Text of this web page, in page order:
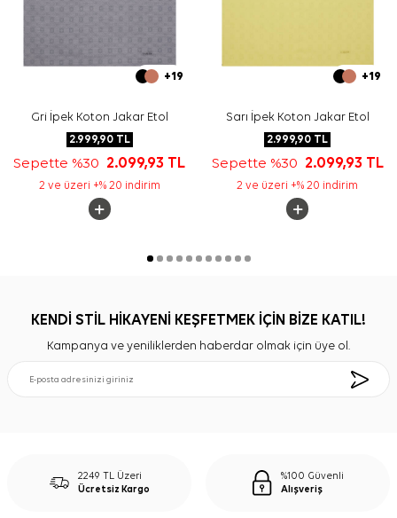
+19
Gri İpek Koton Jakar Etol
2.999,90TL
Sepette %30 2.099,93 TL
2 ve üzeri +% 20 indirim
+19
Sarı İpek Koton Jakar Etol
2.999,90 TL
Sepette %30 2.099,93 TL
2 ve üzeri +% 20 indirim
KENDİ STİL HİKAYENİ KEŞFETMEK İÇİN BİZE KATIL!
Kampanya ve yeniliklerden haberdar olmak için üye ol.
2249 TL Üzeri
Ücretsiz Kargo
%100 Güvenli
Alışveriş